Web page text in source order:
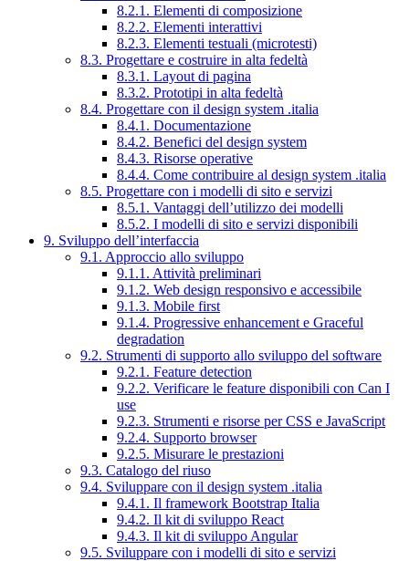
8.2.1. Elementi di composizione
8.2.2. Elementi interattivi
8.2.3. Elementi testuali (microtesti)
8.3. Progettare e costruire in alta fedeltà
8.3.1. Layout di pagina
8.3.2. Prototipi in alta fedeltà
8.4. Progettare con il design system .italia
8.4.1. Documentazione
8.4.2. Benefici del design system
8.4.3. Risorse operative
8.4.4. Come contribuire al design system .italia
8.5. Progettare con i modelli di sito e servizi
8.5.1. Vantaggi dell’utilizzo dei modelli
8.5.2. I modelli di sito e servizi disponibili
9. Sviluppo dell’interfaccia
9.1. Approccio allo sviluppo
9.1.1. Attività preliminari
9.1.2. Web design responsivo e accessibile
9.1.3. Mobile first
9.1.4. Progressive enhancement e Graceful
degradation
9.2. Strumenti di supporto allo sviluppo del software
9.2.1. Feature detection
9.2.2. Verificare le feature disponibili con Can I
use
9.2.3. Strumenti e risorse per CSS e JavaScript
9.2.4. Supporto browser
9.2.5. Misurare le prestazioni
9.3. Catalogo del riuso
9.4. Sviluppare con il design system .italia
9.4.1. Il framework Bootstrap Italia
9.4.2. Il kit di sviluppo React
9.4.3. Il kit di sviluppo Angular
9.5. Sviluppare con i modelli di sito e servizi